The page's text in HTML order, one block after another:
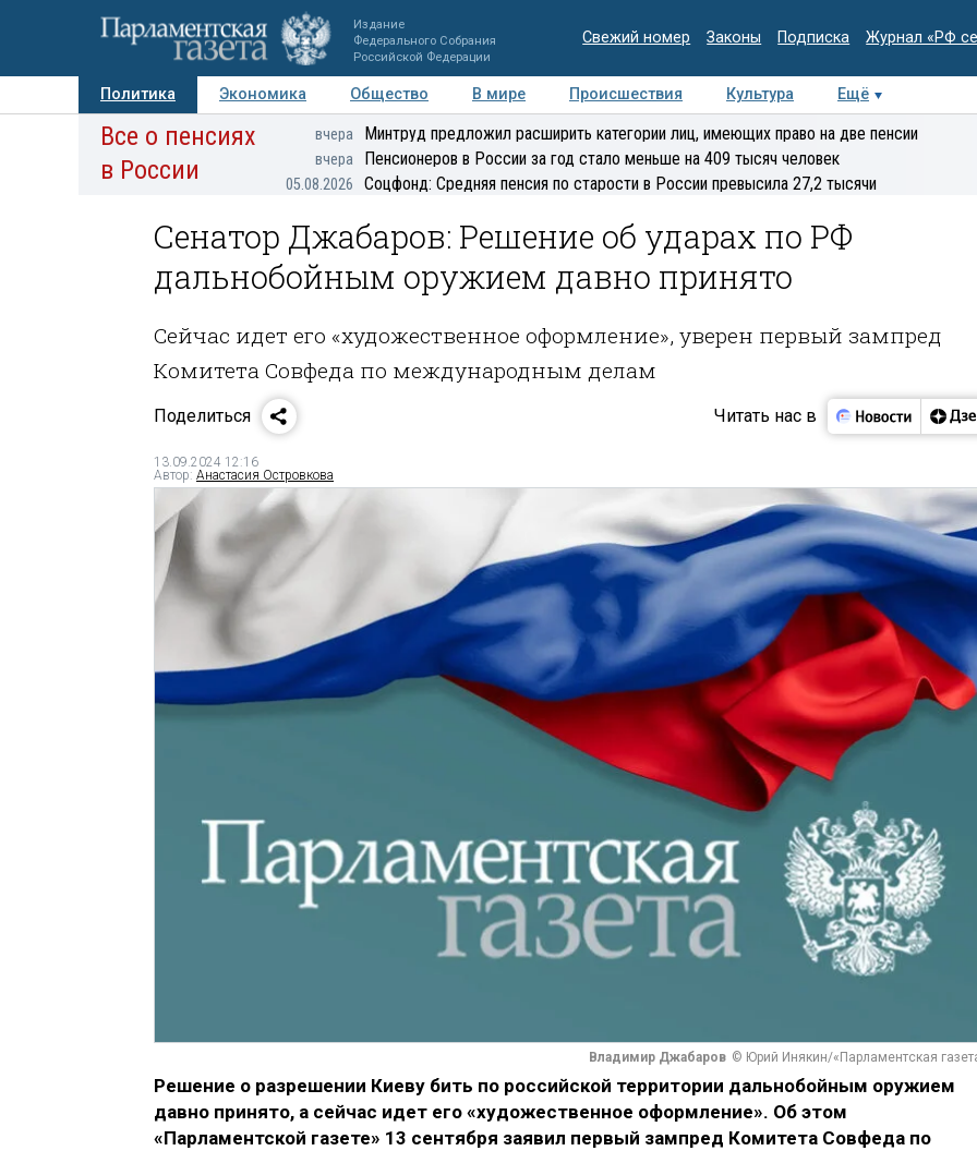
Издание
Федерального Собрания
Российской Федерации
Свежий номер Законы Подписка Журнал «РФ
Политика Экономика Общество В мире Происшествия Культура
Ещё
Авторы Персоны Мнения Регионы Медиацентр Интервью Колумнисты
Все о пенсиях
в России
вчера Минтруд предложил расширить категории лиц, имеющих право на две пенсии
вчера Пенсионеров в России за год стало меньше на 409 тысяч человек
05.08.2026 Соцфонд: Средняя пенсия по старости в России превысила 27,2 тысячи
Сенатор Джабаров: Решение об ударах по РФ
дальнобойным оружием давно принято
Сейчас идет его «художественное оформление», уверен первый зампред
Комитета Совфеда по международным делам
Поделиться Читать нас в
13.09.2024 12:16
Автор: Анастасия Островкова
Владимир Джабаров © Юрий Инякин/«Парламентская
Решение о разрешении Киеву бить по российской территории дальнобойным оружием
давно принято, а сейчас идет его «художественное оформление». Об этом
«Парламентской газете» 13 сентября заявил первый зампред Комитета Совфеда по